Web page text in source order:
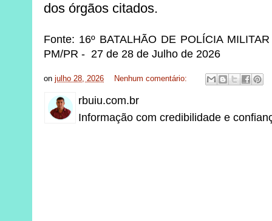
dos órgãos citados.
Fonte: 16º BATALHÃO DE POLÍCIA
PM/PR - 27 de 28 de Julho de 2026
onjulho 28, 2026 Nenhum comentário:
rbuiu.com.br
Informação com credibilidade e